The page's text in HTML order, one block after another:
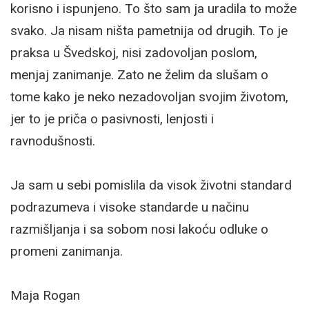
korisno i ispunjeno. To što sam ja uradila to može
svako. Ja nisam ništa pametnija od drugih. To je
praksa u Švedskoj, nisi zadovoljan poslom,
menjaj zanimanje. Zato ne želim da slušam o
tome kako je neko nezadovoljan svojim životom,
jer to je priča o pasivnosti, lenjosti i
ravnodušnosti.
Ja sam u sebi pomislila da visok životni standard
podrazumeva i visoke standarde u načinu
razmišljanja i sa sobom nosi lakoću odluke o
promeni zanimanja.
Maja Rogan